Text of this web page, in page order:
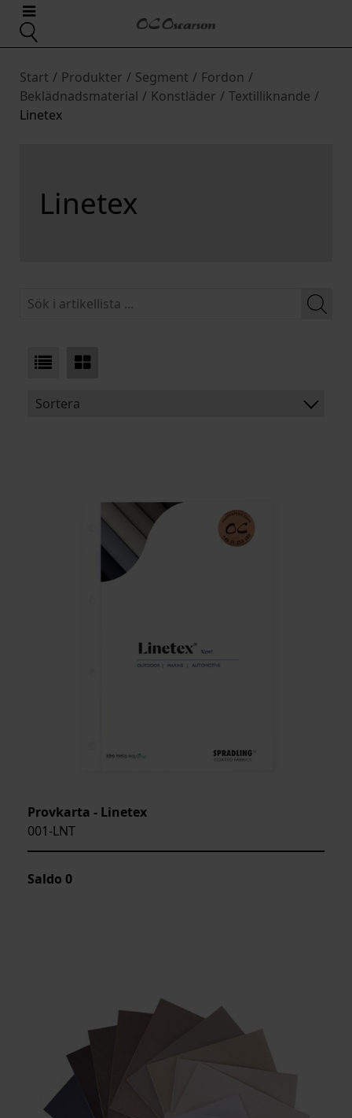
Start / Produkter / Segment / Fordon /
Beklädnadsmaterial / Konstläder / Textilliknande /
Linetex
Linetex
Sortera
ARTIKELKOD:
Provkarta - Linetex
001-LNT
Saldo 0